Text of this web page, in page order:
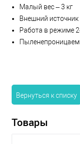
Малый вес – 3 кг
Внешний
Работа в режиме
Вернуться к списку
Товары